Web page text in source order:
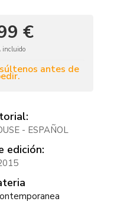
€
incluido
antes de
- ESPAÑOL
edición: